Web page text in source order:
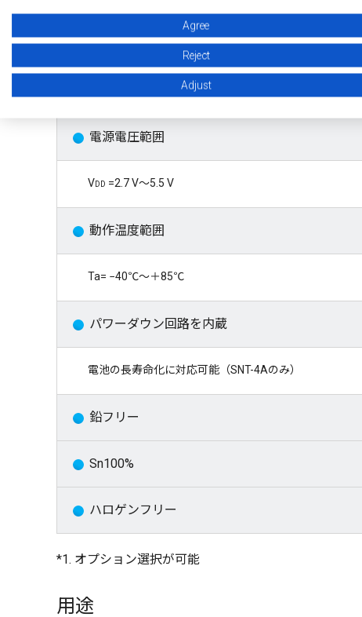
tcycle= 1.25 ms（60 µA）typ.
= 6.05 ms（13 µA）typ.
電源電圧範囲
Vdd =2.7 V〜5.5 V
動作温度範囲
Ta= −40℃〜＋85℃
パワーダウン回路を内蔵
電池の長寿命化に対応可能（SNT-4Aのみ）
鉛フリー
Sn100%
ハロゲンフリー
*1. オプション選択が可能
用途
Agree
Reject
Adjust